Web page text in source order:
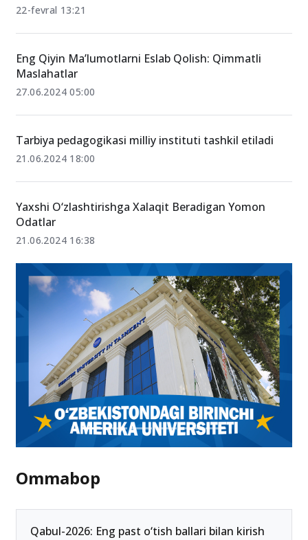
tartib va o‘zgarishlar to‘liq ro‘yxati
22-fevral 13:21
Maslahatlar
27.06.2024 05:00
Tarbiya pedagogikasi milliy instituti tashkil etiladi
21.06.2024 18:00
21.06.2024 16:38
Ommabop